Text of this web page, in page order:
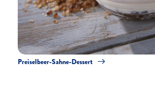
Preiselbeer-Sahne-Dessert